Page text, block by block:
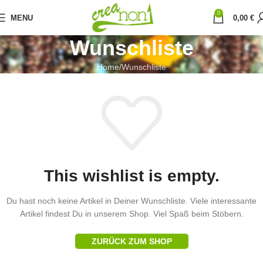
MENU
0
0,00 €
Wunschliste
Home Wunschliste
This wishlist is empty.
Du hast noch keine Artikel in Deiner Wunschliste. Viele interessante
Artikel findest Du in unserem Shop. Viel Spaß beim Stöbern.
ZURÜCK ZUM SHOP